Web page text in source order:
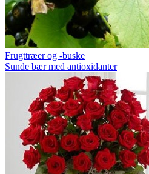
Frugttræer og -buske
Sunde bær med antioxidanter